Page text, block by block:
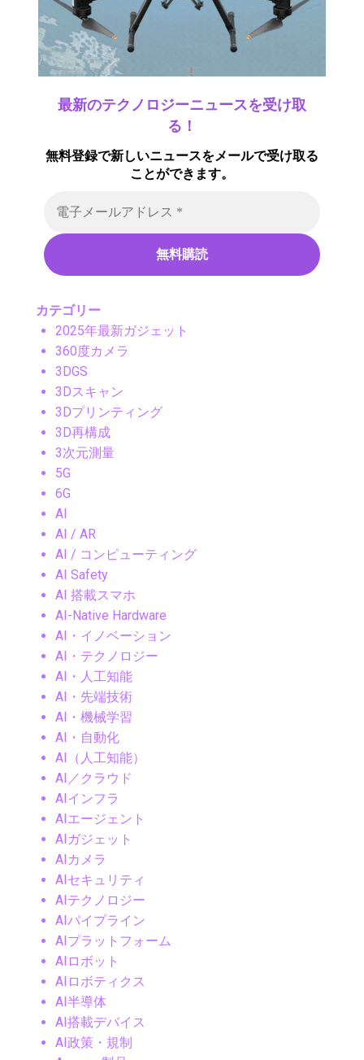
最新のテクノロジーニュースを受け取
る！
無料登録で新しいニュースをメールで受け取る
ことができます。
カテゴリー
2025年最新ガジェット
360度カメラ
3DGS
3Dスキャン
3Dプリンティング
3D再構成
3次元測量
5G
6G
AI
AI / AR
AI / コンピューティング
AI Safety
AI 搭載スマホ
AI-Native Hardware
AI・イノベーション
AI・テクノロジー
AI・人工知能
AI・先端技術
AI・機械学習
AI・自動化
AI（人工知能）
AI／クラウド
AIインフラ
AIエージェント
AIガジェット
AIカメラ
AIセキュリティ
AIテクノロジー
AIパイプライン
AIプラットフォーム
AIロボット
AIロボティクス
AI半導体
AI搭載デバイス
AI政策・規制